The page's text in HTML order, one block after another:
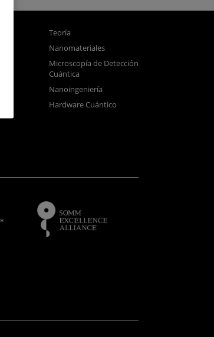
Teoría
Nanomateriales
Microscopía de Detección
Cuántica
Nanoingeniería
Hardware Cuántico